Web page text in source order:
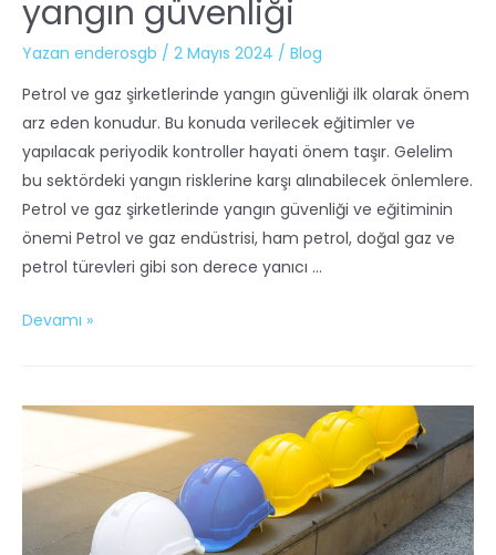
yangın güvenliği
Yazan enderosgb / 2 Mayıs 2024 / Blog
Petrol ve gaz şirketlerinde yangın güvenliği ilk olarak önem
arz eden konudur. Bu konuda verilecek eğitimler ve
yapılacak periyodik kontroller hayati önem taşır. Gelelim
bu sektördeki yangın risklerine karşı alınabilecek önlemlere.
Petrol ve gaz şirketlerinde yangın güvenliği ve eğitiminin
önemi Petrol ve gaz endüstrisi, ham petrol, doğal gaz ve
petrol türevleri gibi son derece yanıcı …
Devamı »